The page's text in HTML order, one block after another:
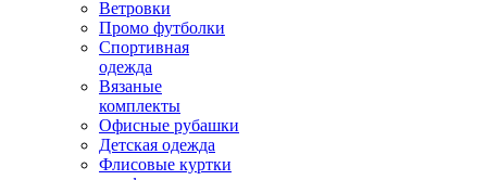
Ветровки
Промо футболки
Спортивная
одежда
Вязаные
комплекты
Офисные рубашки
Детская одежда
Флисовые куртки